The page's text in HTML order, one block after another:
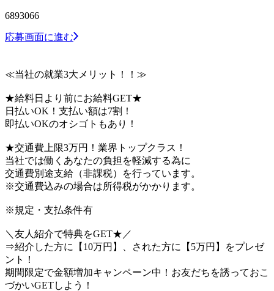
6893066
応募画面に進む
≪当社の就業3大メリット！！≫
★給料日より前にお給料GET★
日払いOK！支払い額は7割！
即払いOKのオシゴトもあり！
★交通費上限3万円！業界トップクラス！
当社では働くあなたの負担を軽減する為に
交通費別途支給（非課税）を行っています。
※交通費込みの場合は所得税がかかります。
※規定・支払条件有
＼友人紹介で特典をGET★／
⇒紹介した方に【10万円】、された方に【5万円】をプレゼ
ント！
期間限定で金額増加キャンペーン中！お友だちを誘っておこ
づかいGETしよう！